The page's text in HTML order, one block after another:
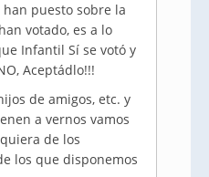
puesto sobre la
votado, es a lo
Infantil Sí se votó y
Aceptádlo!!!
de amigos, etc. y
a vernos vamos
de los
los que disponemos